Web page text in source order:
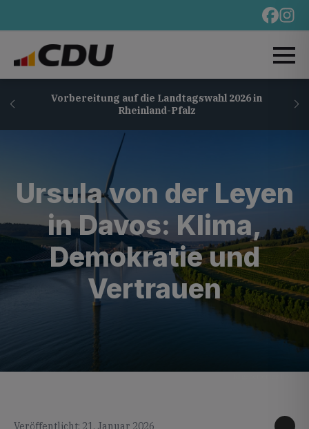
Vorbereitung auf die Landtagswahl 2026 in
Rheinland-Pfalz
Ursula von der Leyen
in Davos: Klima,
Demokratie und
Vertrauen
Veröffentlicht: 21. Januar 2026